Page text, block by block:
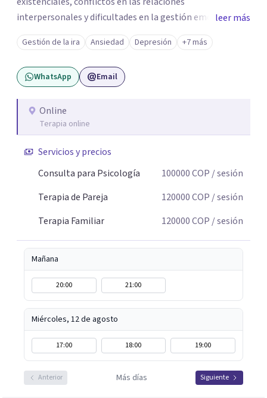
interpersonales y dificultades en la gestión emocional,
ofreciendo un espacio de escucha, comprensión y
acompañamiento terapéutico. Cada proceso terapéutico
es único. Por eso, en cada sesión se construye un espacio
seguro donde la palabra, las emociones y las experiencias
humana. A través del análisis y la reflexión conjunta,
buscamos identificar aquello que genera malestar o
historia personal, familiar o de pareja y promover
cambios que favorezcan el bienestar emocional y
comprenderse, transformarse y construir relaciones más
conscientes y saludables. Te espero para acompañarte en
leer más
Gestión de la ira Ansiedad Depresión +7 más
WhatsApp Email
Online
Terapia online
Servicios y precios
Consulta para Psicología
100000COP / sesión
Terapia de Pareja
120000COP / sesión
Terapia Familiar
120000COP / sesión
Mañana
20:00 21:00
Miércoles, 12 de agosto
17:00 18:00 19:00
Anterior Más días Siguiente